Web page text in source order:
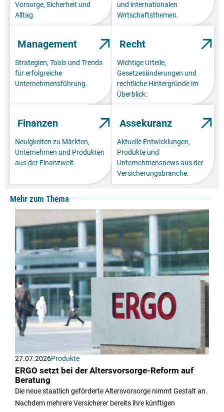
Vorsorge, Sicherheit und
Alltag.
und internationalen
Wirtschaftsthemen.
Management
Strategien, Tools und Trends
für erfolgreiche
Unternehmensführung.
Recht
Wichtige Urteile,
Gesetzesänderungen und
rechtliche Hintergründe im
Überblick.
Finanzen
Neuigkeiten zu Märkten,
Unternehmen und Produkten
aus der Finanzwelt.
Assekuranz
Aktuelle Entwicklungen,
Produkte und
Unternehmensnews aus der
Versicherungsbranche.
Mehr zum Thema
27.07.2026Produkte
ERGO setzt bei der Altersvorsorge-Reform auf
Beratung
Die neue staatlich geförderte Altersvorsorge nimmt Gestalt an.
Nachdem mehrere Versicherer bereits ihre künftigen